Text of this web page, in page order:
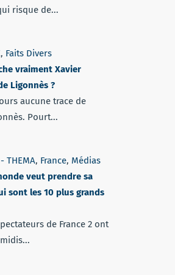
risque de...
, Faits Divers
vraiment Xavier
Ligonnès ?
aucune trace de
Pourt...
THEMA, France, Médias
veut prendre sa
sont les 10 plus grands
de France 2 ont